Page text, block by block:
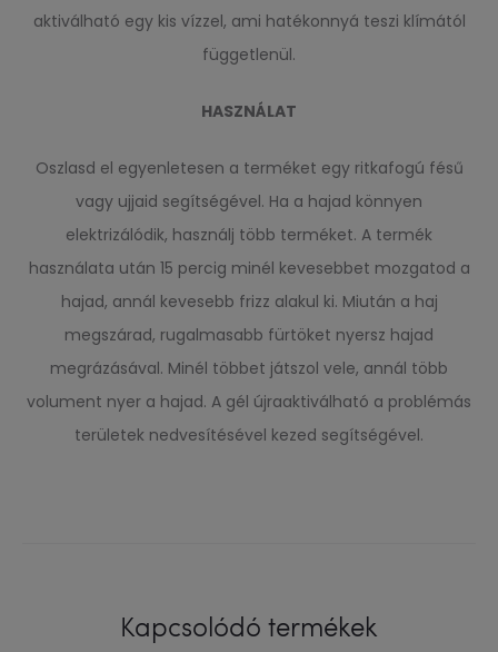
aktiválható egy kis vízzel, ami hatékonnyá teszi klímától
függetlenül.
HASZNÁLAT
Oszlasd el egyenletesen a terméket egy ritkafogú fésű
vagy ujjaid segítségével. Ha a hajad könnyen
elektrizálódik, használj több terméket. A termék
használata után 15 percig minél kevesebbet mozgatod a
hajad, annál kevesebb frizz alakul ki. Miután a haj
megszárad, rugalmasabb fürtöket nyersz hajad
megrázásával. Minél többet játszol vele, annál több
volument nyer a hajad. A gél újraaktiválható a problémás
területek nedvesítésével kezed segítségével.
Kapcsolódó termékek